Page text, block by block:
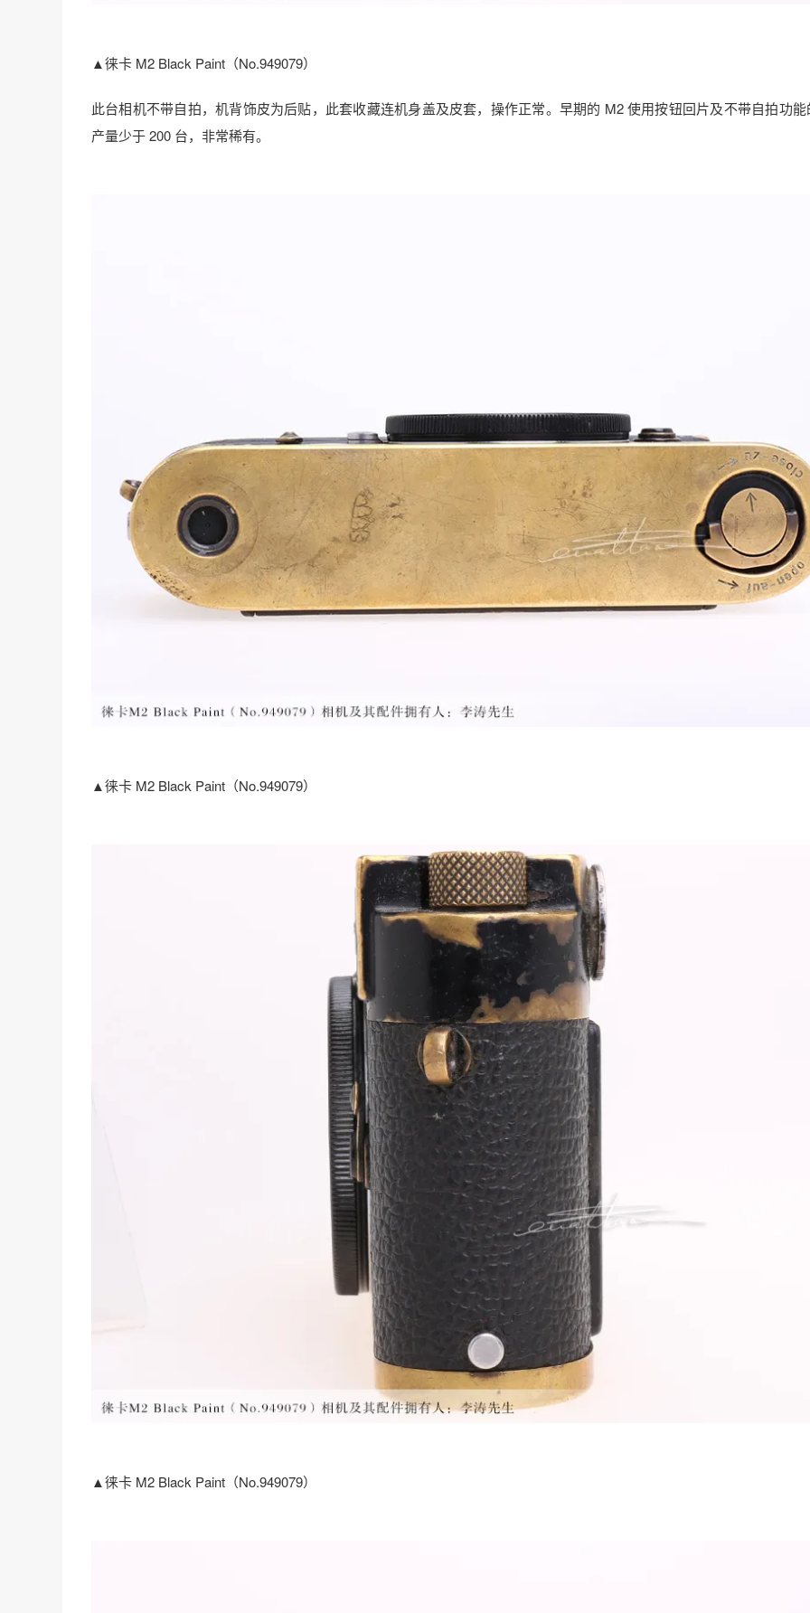
▲徕卡 M2 Black Paint（No.949079）
此台相机不带自拍，机背饰皮为后贴，此套收藏连机身盖及皮套，操作正常。早期的 M2 使用按钮回片及不带自拍功
产量少于 200 台，非常稀有。
▲徕卡 M2 Black Paint（No.949079）
▲徕卡 M2 Black Paint（No.949079）